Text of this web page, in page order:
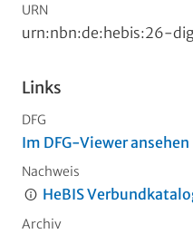
URN
urn:nbn:de:hebis:26-
Links
DFG
Im DFG-Viewer ansehen
Nachweis
HeBIS
Archiv